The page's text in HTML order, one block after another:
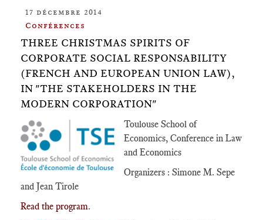
17 décembre 2014
Conférences
THREE CHRISTMAS SPIRITS OF
CORPORATE SOCIAL RESPONSABILITY
(FRENCH AND EUROPEAN UNION LAW),
IN "THE STAKEHOLDERS IN THE
MODERN CORPORATION"
Toulouse School of
Economics, Conference in Law
and Economics
Organizers : Simone M. Sepe
and Jean Tirole
Read the program.